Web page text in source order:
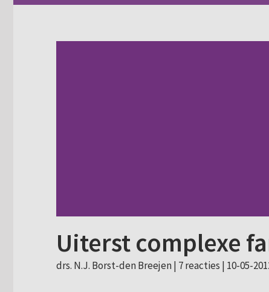
Uiterst complexe
drs. N.J. Borst-den Breejen | 7 reacties | 10-05-